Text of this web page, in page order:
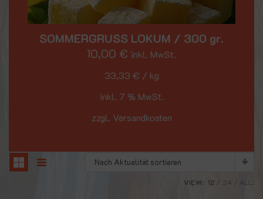
Nach Aktualität sortieren
VIEW: 12 24 ALL:
SOMMERGRUSS LOKUM / 300 gr.
10,00 € inkl. MwSt.
33,33 € / kg
inkl. 7 % MwSt.
zzgl. Versandkosten